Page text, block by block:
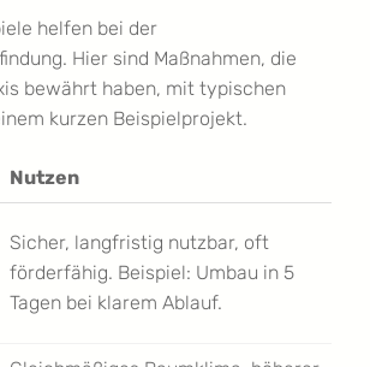
helfen bei der
Hier sind Maßnahmen, die
bewährt haben, mit typischen
kurzen Beispielprojekt.
Nutzen
Sicher, langfristig nutzbar, oft
förderfähig. Beispiel: Umbau in 5
Tagen bei klarem Ablauf.